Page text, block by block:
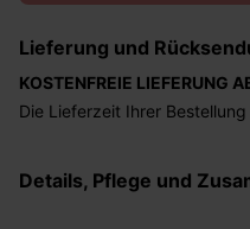
Lieferung und
KOSTENFREIE LIEFERUNG
Die Lieferzeit Ihrer
betragen 2,95 Euro bei
Details, Pflege und